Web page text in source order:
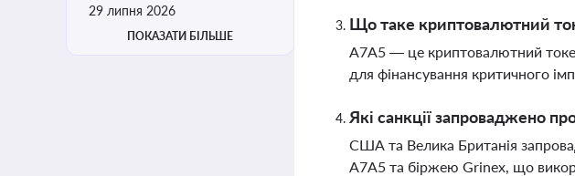
29 липня 2026
ПОКАЗАТИ БІЛЬШЕ
Що таке криптовалютний
A7A5 — це криптовалютний
для фінансування критичного
Які санкції запроваджено
США та Велика Британія
A7A5 та біржею Grinex, що